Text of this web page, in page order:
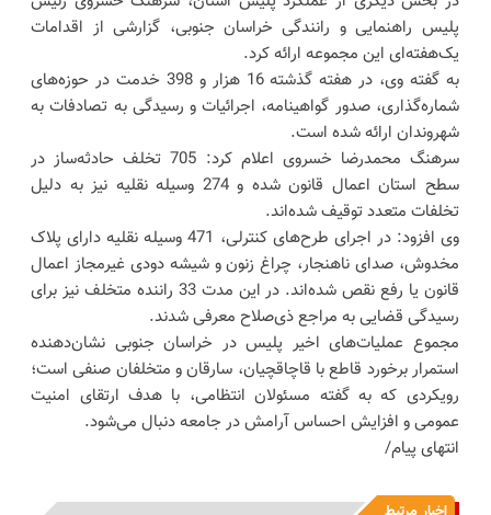
پلیس راهنمایی و رانندگی خراسان جنوبی، گزارشی از اقدامات
یک‌هفته‌ای این مجموعه ارائه کرد.
به گفته وی، در هفته گذشته 16 هزار و 398 خدمت در حوزه‌های
شماره‌گذاری، صدور گواهینامه، اجرائیات و رسیدگی به تصادفات به
شهروندان ارائه شده است.
سرهنگ محمدرضا خسروی اعلام کرد: 705 تخلف حادثه‌ساز در
سطح استان اعمال قانون شده و 274 وسیله نقلیه نیز به دلیل
تخلفات متعدد توقیف شده‌اند.
وی افزود: در اجرای طرح‌های کنترلی، 471 وسیله نقلیه دارای پلاک
مخدوش، صدای ناهنجار، چراغ زنون و شیشه دودی غیرمجاز اعمال
قانون یا رفع نقص شده‌اند. در این مدت 33 راننده متخلف نیز برای
رسیدگی قضایی به مراجع ذی‌صلاح معرفی شدند.
مجموع عملیات‌های اخیر پلیس در خراسان جنوبی نشان‌دهنده
استمرار برخورد قاطع با قاچاقچیان، سارقان و متخلفان صنفی است؛
رویکردی که به گفته مسئولان انتظامی، با هدف ارتقای امنیت
عمومی و افزایش احساس آرامش در جامعه دنبال می‌شود.
انتهای پیام/